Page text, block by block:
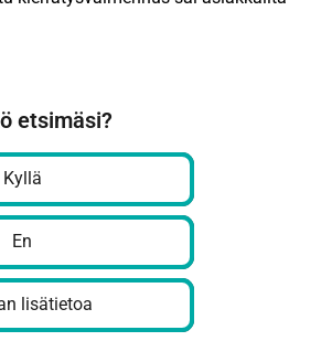
etsimäsi?
Kyllä
En
lisätietoa